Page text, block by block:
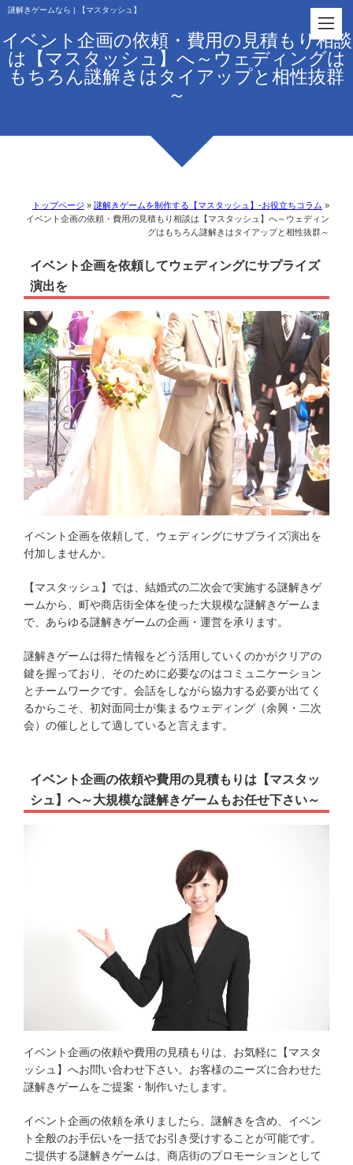
謎解きゲームなら | 【マスタッシュ】
イベント企画の依頼・費用の見積もり相談
は【マスタッシュ】へ～ウェディングは
もちろん謎解きはタイアップと相性抜群
～
トップページ » 謎解きゲームを制作する【マスタッシュ】-お役立ちコラム »
イベント企画の依頼・費用の見積もり相談は【マスタッシュ】へ～ウェディン
グはもちろん謎解きはタイアップと相性抜群～
イベント企画を依頼してウェディングにサプライズ
演出を
イベント企画を依頼して、 ウェディングにサプライズ演出を
付加しませんか。
【マスタッシュ】では、結婚式の二次会で実施する謎解きゲ
ームから、町や商店街全体を使った大規模な謎解きゲームま
で、あらゆる謎解きゲームの企画・運営を承ります。
謎解きゲームは得た情報をどう活用していくのかがクリアの
鍵を握っており、そのために必要なのはコミュニケーション
とチームワークです。会話をしながら協力する必要が出てく
るからこそ、初対面同士が集まるウェディング（余興・二次
会）の催しとして適していると言えます。
イベント企画の依頼や費用の見積もりは【マスタッ
シュ】へ～大規模な謎解きゲームもお任せ下さい～
イベント企画の依頼や費用の見積もり は、お気軽に【マスタ
ッシュ】へお問い合わせ下さい。お客様のニーズに合わせた
謎解きゲームをご提案・制作いたします。
イベント企画の依頼を承りましたら、謎解きを含め、イベン
ト全般のお手伝いを一括でお引き受けすることが可能です。
ご提供する謎解きゲームは、商店街のプロモーションとして